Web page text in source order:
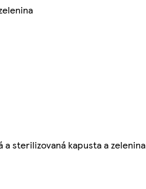
a sterilizovaná kapusta a zelenina